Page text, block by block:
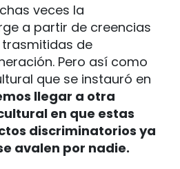
veces la
a partir de creencias
de
Pero así como
que se instauró en
llegar a otra
en que estas
discriminatorios ya
avalen por nadie.